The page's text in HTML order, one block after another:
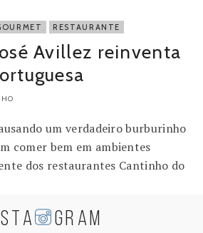
RESTAURANTE
Avillez reinventa
um verdadeiro burburinho
comer bem em ambientes
dos restaurantes Cantinho do
GRAM